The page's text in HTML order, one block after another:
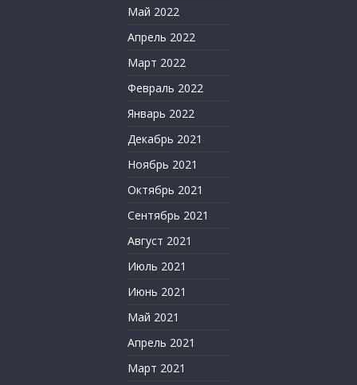
Май 2022
Апрель 2022
Март 2022
Февраль 2022
Январь 2022
Декабрь 2021
Ноябрь 2021
Октябрь 2021
Сентябрь 2021
Август 2021
Июль 2021
Июнь 2021
Май 2021
Апрель 2021
Март 2021